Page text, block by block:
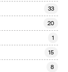
33
20
1
15
8